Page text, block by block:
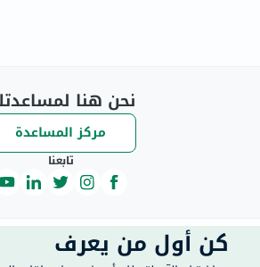
نحن هنا
مركز المساعدة
تابعنا
كن أول من يعرف